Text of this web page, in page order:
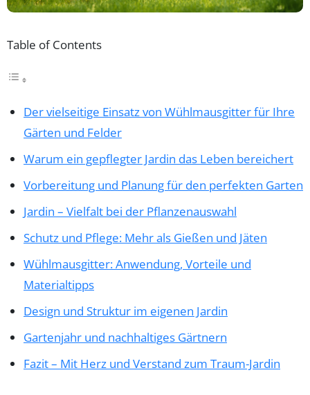
Table of Contents
Der vielseitige Einsatz von Wühlmausgitter für Ihre
Gärten und Felder
Warum ein gepflegter Jardin das Leben bereichert
Vorbereitung und Planung für den perfekten Garten
Jardin – Vielfalt bei der Pflanzenauswahl
Schutz und Pflege: Mehr als Gießen und Jäten
Wühlmausgitter: Anwendung, Vorteile und
Materialtipps
Design und Struktur im eigenen Jardin
Gartenjahr und nachhaltiges Gärtnern
Fazit – Mit Herz und Verstand zum Traum-Jardin